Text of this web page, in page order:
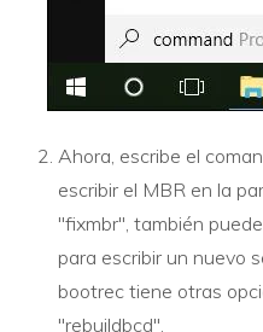
Ahora, escribe el
escribir el MBR en la
"fixmbr", también
para escribir un nuevo
bootrec tiene otras
"rebuildbcd".